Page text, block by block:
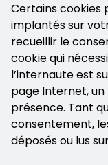
Certains cookies
implantés sur
recueillir le
cookie qui
l’internaute est
page Internet,
présence. Tant
consentement,
déposés ou lus